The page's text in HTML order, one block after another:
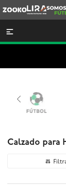
Lira
Somos

Calzado para